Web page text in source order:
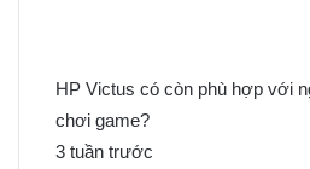
HP Victus có còn phù hợp với
chơi game?
3 tuần trước